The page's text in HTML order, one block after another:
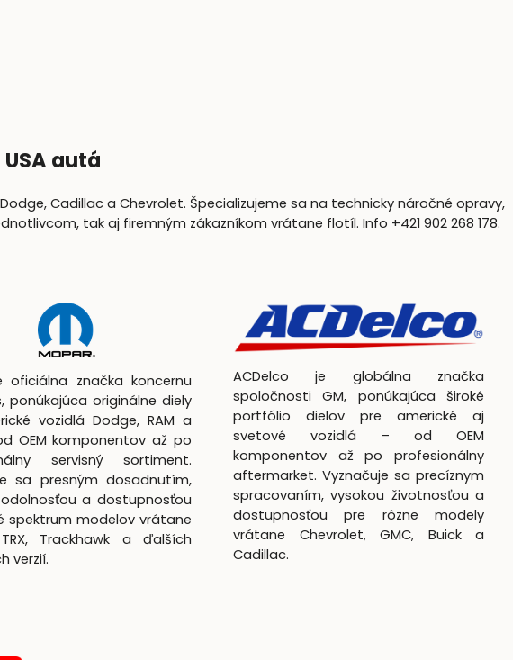
autá
Cadillac a Chevrolet. Špecializujeme sa na technicky náročné opravy,
tak aj firemným zákazníkom vrátane flotíl. Info +421 902 268 178.
oficiálna značka koncernu
ponúkajúca originálne diely
vozidlá Dodge, RAM a
OEM komponentov až po
servisný sortiment.
sa presným dosadnutím,
a dostupnosťou
spektrum modelov vrátane
Trackhawk a ďalších
verzií.
ACDelco je globálna značka
spoločnosti GM, ponúkajúca široké
portfólio dielov pre americké aj
svetové vozidlá – od OEM
komponentov až po profesionálny
aftermarket. Vyznačuje sa precíznym
spracovaním, vysokou životnosťou a
dostupnosťou pre rôzne modely
vrátane Chevrolet, GMC, Buick a
Cadillac.